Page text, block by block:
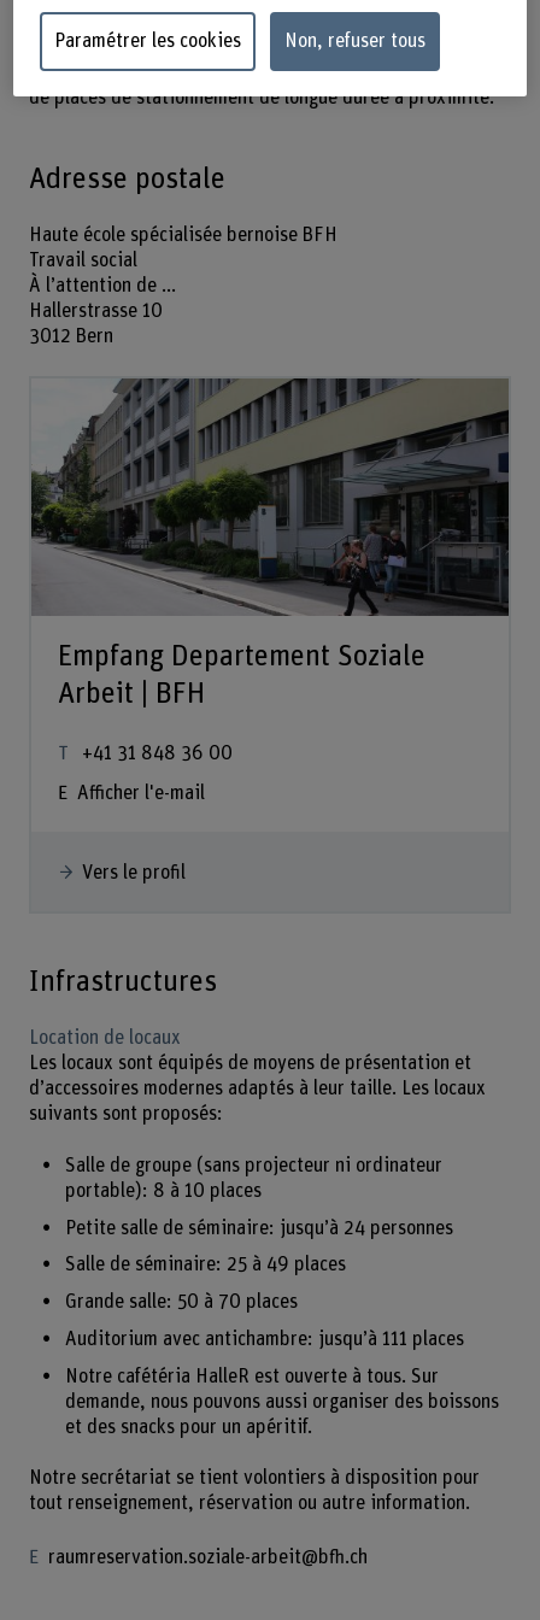
Accès en voiture
Utilisez de préférence les transports publics. Il n’y a pas
de places de stationnement de longue durée à proximité.
Adresse postale
Haute école spécialisée bernoise BFH
Travail social
À l’attention de ...
Hallerstrasse 10
3012 Bern
Empfang Departement Soziale
Arbeit | BFH
+41 31 848 36 00
Afficher l'e-mail
Vers le profil
Infrastructures
Location de locaux
Les locaux sont équipés de moyens de présentation et
d’accessoires modernes adaptés à leur taille. Les locaux
suivants sont proposés:
Salle de groupe (sans projecteur ni ordinateur
portable): 8 à 10 places
Petite salle de séminaire: jusqu’à 24 personnes
Salle de séminaire: 25 à 49 places
Grande salle: 50 à 70 places
Auditorium avec antichambre: jusqu’à 111 places
Notre cafétéria HalleR est ouverte à tous. Sur
demande, nous pouvons aussi organiser des boissons
et des snacks pour un apéritif.
Notre secrétariat se tient volontiers à disposition pour
tout renseignement, réservation ou autre information.
raumreservation.soziale-arbeit@bfh.ch
Paramétrer les cookies Non, refuser tous